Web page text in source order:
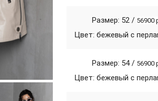
Размер: 52 / 56900
Цвет: бежевый с
Размер: 54 / 56900
Цвет: бежевый с